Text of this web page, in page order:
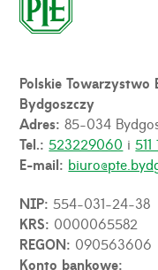
Polskie Towarzystwo
Bydgoszczy
Adres:85-034
Tel.:523229060 i
E-mail:
NIP:554-031-24-38
KRS: 0000065582
REGON: 090563606
Konto bankowe: